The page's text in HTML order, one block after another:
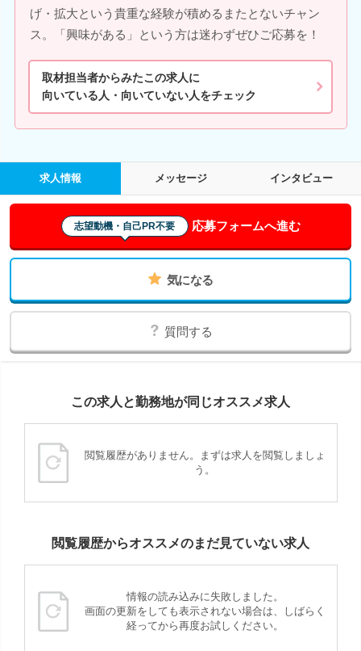
げ・拡大という貴重な経験が積めるまたとないチャン
ス。「興味がある」という方は迷わずぜひご応募を！
取材担当者からみたこの求人に
向いている人・向いていない人をチェック
求人情報 メッセージ インタビュー
志望動機・自己PR不要 応募フォームへ進む
気になる
質問する
この求人と勤務地が同じオススメ求人
閲覧履歴がありません。まずは求人を閲覧しましょ
う。
閲覧履歴からオススメのまだ見ていない求人
情報の読み込みに失敗しました。
画面の更新をしても表示されない場合は、しばらく
経ってから再度お試しください。